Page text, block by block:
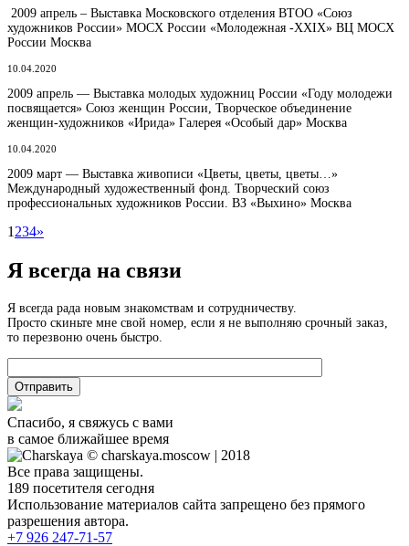
2009 апрель – Выставка Московского отделения ВТОО «Союз
художников России» МОСХ России «Молодежная -XXIX» ВЦ МОСХ
России Москва
10.04.2020
2009 апрель — Выставка молодых художниц России «Году молодежи
посвящается» Союз женщин России, Творческое объединение
женщин-художников «Ирида» Галерея «Особый дар» Москва
10.04.2020
2009 март — Выставка живописи «Цветы, цветы, цветы…»
Международный художественный фонд. Творческий союз
профессиональных художников России. ВЗ «Выхино» Москва
1 234»
Я всегда на связи
Я всегда рада новым знакомствам и сотрудничеству.
Просто скиньте мне свой номер, если я не выполняю срочный заказ,
то перезвоню очень быстро.
Спасибо, я свяжусь с вами
в самое ближайшее время
© charskaya.moscow | 2018
Все права защищены.
189 посетителя сегодня
Использование материалов сайта запрещено без прямого
разрешения автора.
+7 926 247-71-57